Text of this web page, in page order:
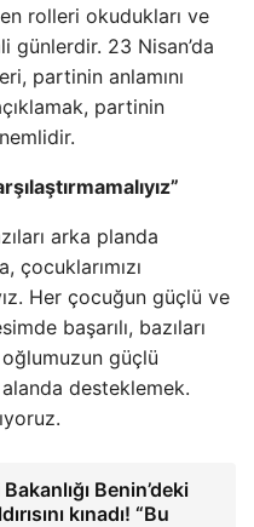
rolleri okudukları ve
günlerdir. 23 Nisan’da
partinin anlamını
partinin
arka planda
çocuklarımızı
Her çocuğun güçlü ve
başarılı, bazıları
oğlumuzun güçlü
desteklemek.
Benin’deki
kınadı! “Bu